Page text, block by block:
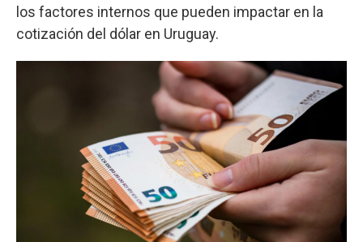
los factores internos que pueden impactar en la
cotización del dólar en Uruguay.